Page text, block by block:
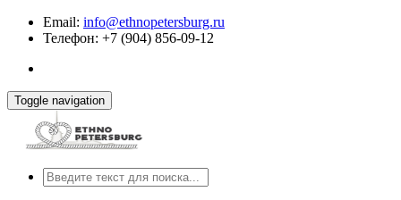
Email: info@ethnopetersburg.ru
Телефон: +7 (904) 856-09-12
Toggle navigation